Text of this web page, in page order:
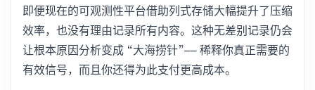
即便现在的可观测性平台借助列式存储大幅提升了压缩
效率，也没有理由记录所有内容。这种无差别记录仍会
让根本原因分析变成 “大海捞针”—— 稀释你真正需要的
有效信号，而且你还得为此支付更高成本。